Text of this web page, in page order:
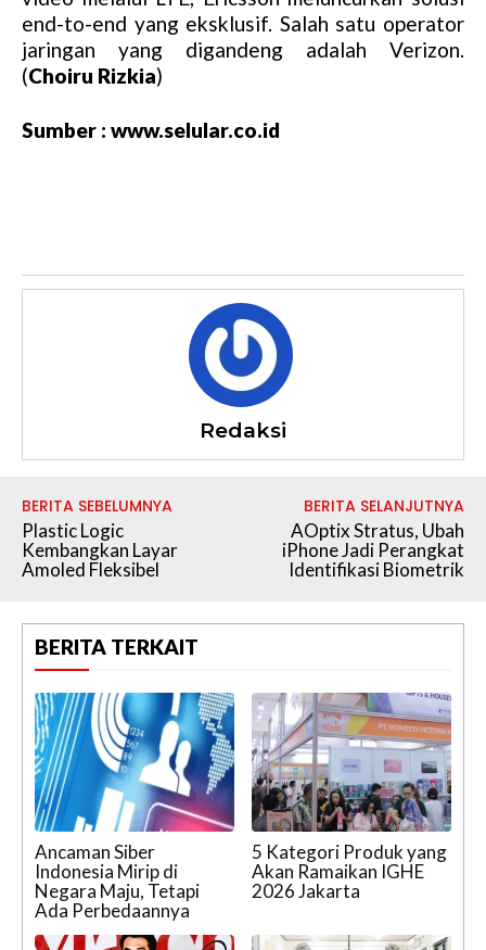
end-to-end yang eksklusif. Salah satu operator
jaringan yang digandeng adalah Verizon.
(Choiru Rizkia)
Sumber : www.selular.co.id
Redaksi
BERITA SEBELUMNYA
Plastic Logic
Kembangkan Layar
Amoled Fleksibel
BERITA SELANJUTNYA
AOptix Stratus, Ubah
iPhone Jadi Perangkat
Identifikasi Biometrik
BERITA TERKAIT
Ancaman Siber
Indonesia Mirip di
Negara Maju, Tetapi
Ada Perbedaannya
5 Kategori Produk yang
Akan Ramaikan IGHE
2026 Jakarta